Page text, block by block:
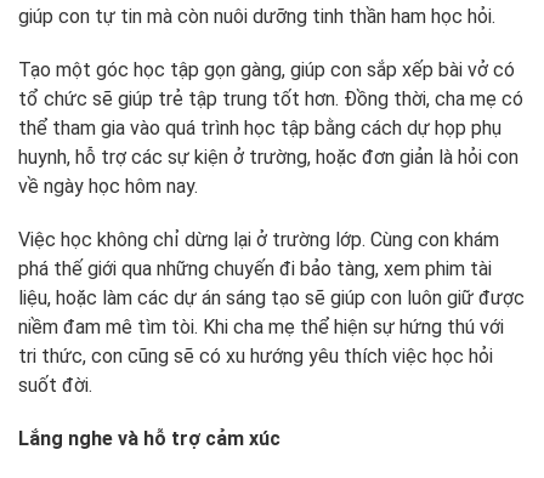
giúp con tự tin mà còn nuôi dưỡng tinh thần ham học hỏi.
Tạo một góc học tập gọn gàng, giúp con sắp xếp bài vở có
tổ chức sẽ giúp trẻ tập trung tốt hơn. Đồng thời, cha mẹ có
thể tham gia vào quá trình học tập bằng cách dự họp phụ
huynh, hỗ trợ các sự kiện ở trường, hoặc đơn giản là hỏi con
về ngày học hôm nay.
Việc học không chỉ dừng lại ở trường lớp. Cùng con khám
phá thế giới qua những chuyến đi bảo tàng, xem phim tài
liệu, hoặc làm các dự án sáng tạo sẽ giúp con luôn giữ được
niềm đam mê tìm tòi. Khi cha mẹ thể hiện sự hứng thú với
tri thức, con cũng sẽ có xu hướng yêu thích việc học hỏi
suốt đời.
Lắng nghe và hỗ trợ cảm xúc